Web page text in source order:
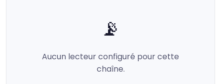
📡
Aucun lecteur configuré pour cette
chaîne.